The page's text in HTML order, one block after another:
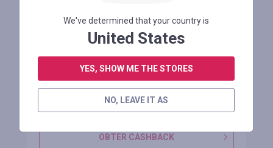
elétrica portátil WaveRite de 50 PSI
OBTER CASHBACK
We've determined that your country is
United States
YES, SHOW ME THE STORES
NO, LEAVE IT AS